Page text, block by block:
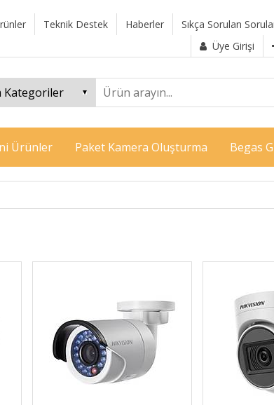
Teknik Destek Haberler Sıkça Sorulan
Üye Girişi
Ürünler Paket Kamera Oluşturma Begas